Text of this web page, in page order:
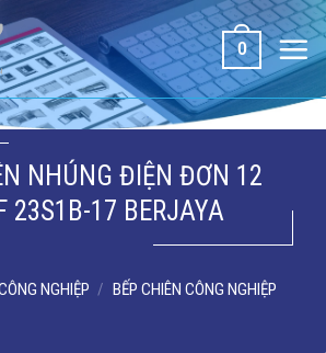
0
NHÚNG ĐIỆN ĐƠN 12
23S1B-17 BERJAYA
NGHIỆP / BẾP CHIÊN CÔNG NGHIỆP